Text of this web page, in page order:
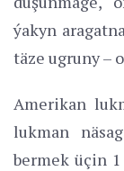
ýakyn
täze ugruny –
Amerikan
lukman
bermek üçin